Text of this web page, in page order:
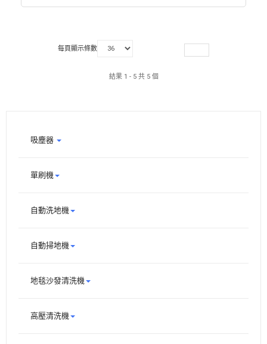
每頁顯示條數
結果 1 - 5 共 5 個
吸塵器
單刷機
自動洗地機
自動掃地機
地毯沙發清洗機
高壓清洗機